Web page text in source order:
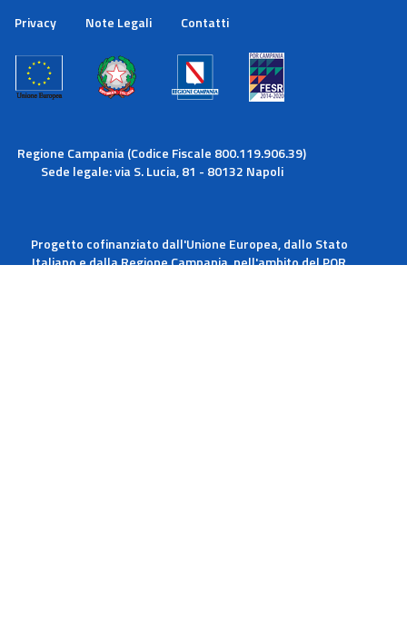
Privacy Note Legali Contatti
Regione Campania (Codice Fiscale 800.119.906.39)
Sede legale: via S. Lucia, 81 - 80132 Napoli
Progetto cofinanziato dall'Unione Europea, dallo Stato
Italiano e dalla Regione Campania, nell'ambito del POR
cookie.
Maggiori informazioni